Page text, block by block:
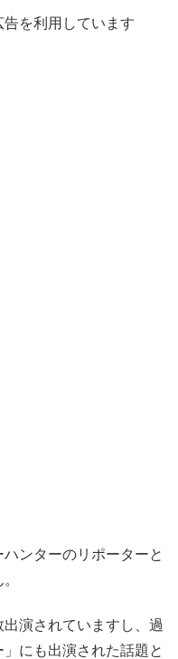
を利用しています
ハンターのリポーターと
演されていますし、過
にも出演された話題と